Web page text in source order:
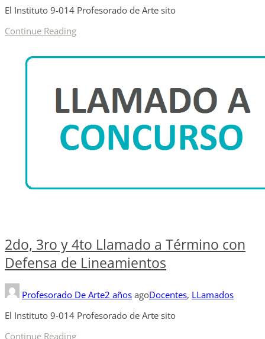
El Instituto 9-014 Profesorado de Arte sito
Continue Reading
2do, 3ro y 4to Llamado a Término con
Defensa de Lineamientos
Profesorado De Arte2 años agoDocentes, LLamados
El Instituto 9-014 Profesorado de Arte sito
Continue Reading